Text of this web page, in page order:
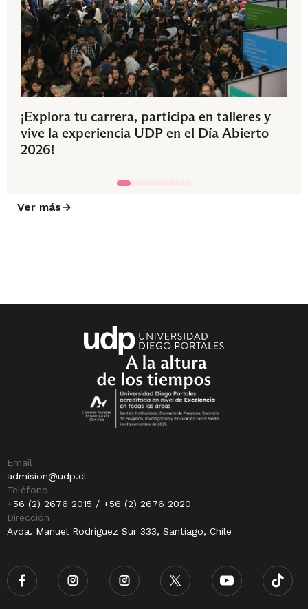
¡Explora tu carrera, participa en talleres y
vive la experiencia UDP en el Día Abierto
2026!
Ver más
Email
admision@udp.cl
Teléfono
+56 (2) 2676 2015 / +56 (2) 2676 2020
Dirección
Avda. Manuel Rodríguez Sur 333, Santiago, Chile